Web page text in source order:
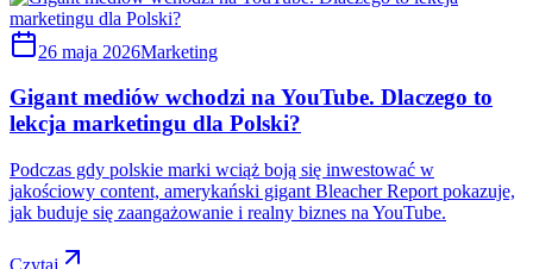
26 maja 2026Marketing
Gigant mediów wchodzi na YouTube. Dlaczego to
lekcja marketingu dla Polski?
Podczas gdy polskie marki wciąż boją się inwestować w
jakościowy content, amerykański gigant Bleacher Report pokazuje,
jak buduje się zaangażowanie i realny biznes na YouTube.
Czytaj